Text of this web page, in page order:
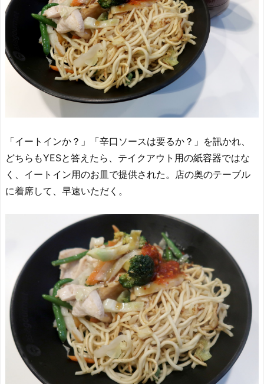
「イートインか？」「辛口ソースは要るか？」を訊かれ、
どちらもYESと答えたら、テイクアウト用の紙容器ではな
く、イートイン用のお皿で提供された。店の奥のテーブル
に着席して、早速いただく。